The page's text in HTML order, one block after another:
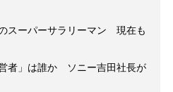
スーパーサラリーマン 現在も
者」は誰か ソニー吉田社長が